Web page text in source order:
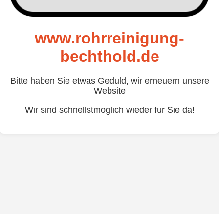
www.rohrreinigung-
bechthold.de
Bitte haben Sie etwas Geduld, wir erneuern unsere
Website
Wir sind schnellstmöglich wieder für Sie da!